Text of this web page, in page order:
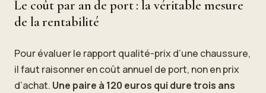
Le coût par an de port : la véritable mesure
de la rentabilité
Pour évaluer le rapport qualité-prix d’une chaussure,
il faut raisonner en coût annuel de port, non en prix
d’achat. Une paire à 120 euros qui dure trois ans